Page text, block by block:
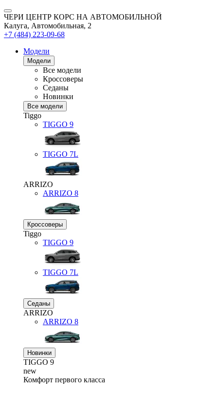
ЧЕРИ ЦЕНТР КОРС НА АВТОМОБИЛЬНОЙ
Калуга, Автомобильная, 2
+7 (484) 223-09-68
Модели
Модели
Все модели
Кроссоверы
Седаны
Новинки
Все модели
Tiggo
TIGGO 9
TIGGO 7L
ARRIZO
ARRIZO 8
Кроссоверы
Tiggo
TIGGO 9
TIGGO 7L
Седаны
ARRIZO
ARRIZO 8
Новинки
TIGGO 9
new
Комфорт первого класса